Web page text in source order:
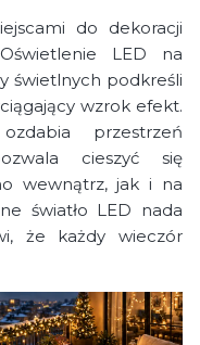
do dekoracji
LED na
świetlnych podkreśli
wzrok efekt.
przestrzeń
cieszyć się
wewnątrz, jak i na
światło LED nada
że każdy wieczór